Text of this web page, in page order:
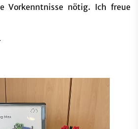
Vorkenntnisse nötig. Ich freue